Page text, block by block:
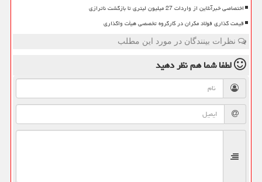
اختصاصی خبرآنلاین از واردات 27 میلیون لیتری تا بازگشت ناترازی
قیمت گذاری فولاد مکران در کارگروه تخصصی هیأت واگذاری
نظرات بینندگان در مورد این مطلب
لطفا شما همنظر دهید